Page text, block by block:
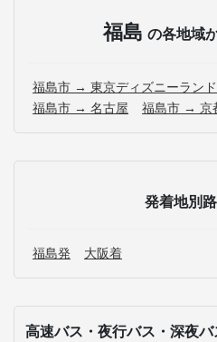
福島 の各地域
福島市 → 東京ディズニーラン
福島市 → 名古屋
福島市 → 京
発着地別
福島発 大阪着
高速バス・夜行バス・深夜